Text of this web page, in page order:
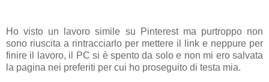
Ho visto un lavoro simile su Pinterest ma purtroppo non
sono riuscita a rintracciarlo per mettere il link e neppure per
finire il lavoro, il PC si è spento da solo e non mi ero salvata
la pagina nei preferiti per cui ho proseguito di testa mia.